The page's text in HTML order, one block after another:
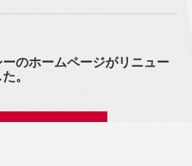
のホームページがリニュー
。